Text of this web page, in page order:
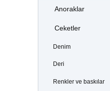
Anoraklar
Ceketler
Denim
Deri
Renkler ve baskılar